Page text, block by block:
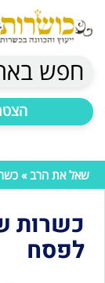
חפש באתר
שאל את הרב»
כשרות
לפסח